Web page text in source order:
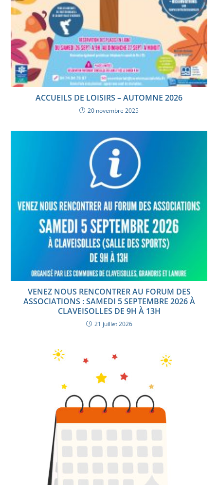
ACCUEILS DE LOISIRS – AUTOMNE 2026
20 novembre 2025
VENEZ NOUS RENCONTRER AU FORUM DES
ASSOCIATIONS : SAMEDI 5 SEPTEMBRE 2026 À
CLAVEISOLLES DE 9H À 13H
21 juillet 2026